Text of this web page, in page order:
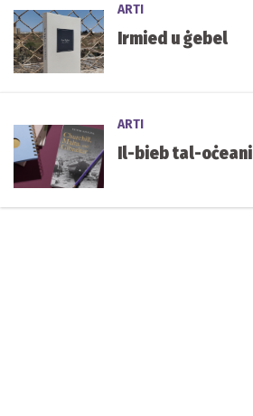
ARTI
Irmied u ġebel
ARTI
Il-bieb tal-oċeani